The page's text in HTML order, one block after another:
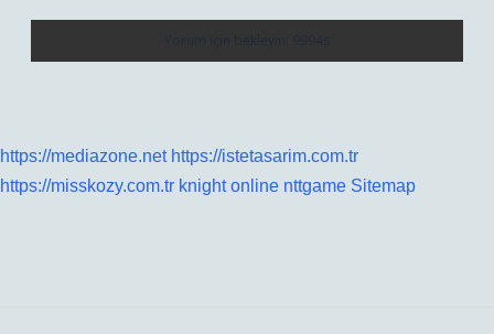
https://mediazone.net https://istetasarim.com.tr
https://misskozy.com.tr knight online nttgame Sitemap